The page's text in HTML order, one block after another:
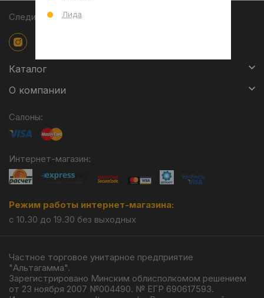
Следите за акциями
Каталог
О компании
Салоны:
Интернет-магазин:
Режим работы интернет-магазина:
с 10.30 до 19.30 без выходных
Частное торговое унитарное предприятие
"Альтагамма".
Зарегистрировано Минским облисполкомом решением
от 23 ноября 2007 №004490. № ЕГР 690617593.
Лида